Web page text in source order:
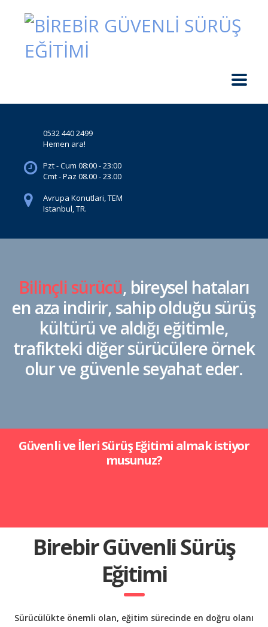
0532 440 2499
Hemen ara!
Pzt - Cum 08:00 - 23:00
Cmt - Paz 08.00 - 23.00
Avrupa Konutlari, TEM
Istanbul, TR.
Bilinçli sürücü, bireysel hataları
en aza indirir, sahip olduğu sürüş
kültürü ve aldığı eğitimle,
trafikteki diğer sürücülere örnek
olur ve güvenle seyahat eder.
Güvenli ve İleri Sürüş Eğitimi almak istiyor
musunuz?
Birebir Güvenli Sürüş
Eğitimi
Sürücülükte önemli olan, eğitim sürecinde en doğru olanı